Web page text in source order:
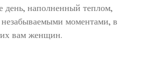
день, наполненный теплом,
незабываемыми моментами, в
вам женщин.